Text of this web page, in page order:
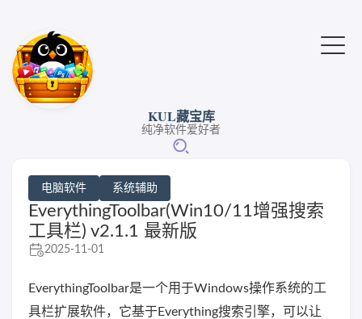
KUL藏宝库
纯净软件爱好者
电脑软件 系统辅助
EverythingToolbar(Win10/11增强搜索
工具栏) v2.1.1 最新版
2025-11-01
EverythingToolbar是一个用于Windows操作系统的工
具栏扩展软件，它基于Everything搜索引擎，可以让